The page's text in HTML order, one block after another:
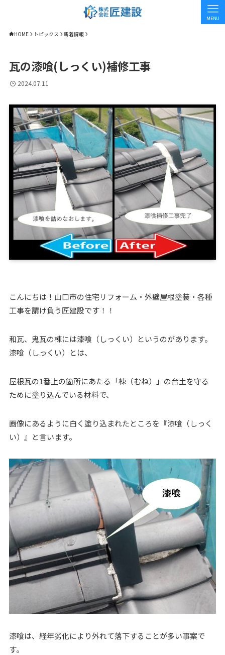
MENU
HOME トピックス 新着情報
瓦の漆喰(しっくい)補修工事
2024.07.11
こんにちは！山口市の住宅リフォーム・外壁屋根塗装・各種
工事を請け負う匠建設です！！
和瓦、鬼瓦の棟には漆喰（しっくい）というのがあります。
漆喰（しっくい）とは、
屋根瓦の1番上の箇所にあたる「棟（むね）」の台土を守る
ために塗り込んでいる材料で、
画像にあるように白く塗り込まれたところを『漆喰（しっく
い）』と言います。
漆喰は、経年劣化により外れて落下することが多い事案で
す。